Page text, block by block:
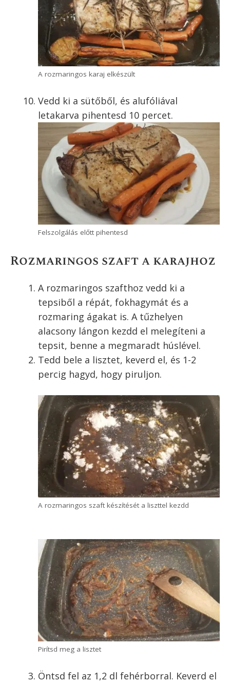
A rozmaringos karaj elkészült
Vedd ki a sütőből, és alufóliával
letakarva pihentesd 10 percet.
Felszolgálás előtt pihentesd
Rozmaringos szaft a karajhoz
A rozmaringos szafthoz vedd ki a
tepsiből a répát, fokhagymát és a
rozmaring ágakat is. A tűzhelyen
alacsony lángon kezdd el melegíteni a
tepsit, benne a megmaradt húslével.
Tedd bele a lisztet, keverd el, és 1-2
percig hagyd, hogy piruljon.
A rozmaringos szaft készítését a liszttel kezdd
Pirítsd meg a lisztet
Öntsd fel az 1,2 dl fehérborral. Keverd el